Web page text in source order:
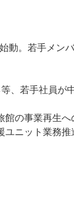
動。若手メン
、若手社員が
の事業再生
ニット業務